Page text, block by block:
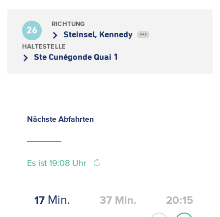
26
RICHTUNG
Steinsel, Kennedy •••
HALTESTELLE
Ste Cunégonde Quai 1
Nächste Abfahrten
Es ist 19:08 Uhr
17 Min. 37 Min. 20:15